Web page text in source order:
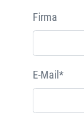
Firma
E-Mail*